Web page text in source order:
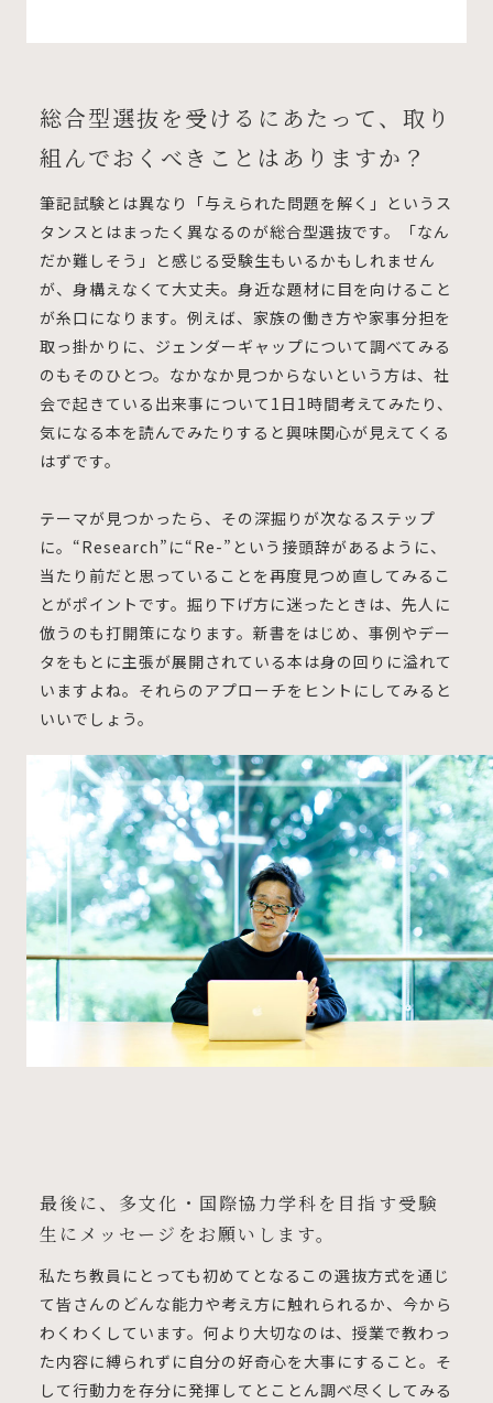
総合型選抜を受けるにあたって、取り
組んでおくべきことはありますか？
筆記試験とは異なり「与えられた問題を解く」というス
タンスとはまったく異なるのが総合型選抜です。「なん
だか難しそう」と感じる受験生もいるかもしれません
が、身構えなくて大丈夫。身近な題材に目を向けること
が糸口になります。例えば、家族の働き方や家事分担を
取っ掛かりに、ジェンダーギャップについて調べてみる
のもそのひとつ。なかなか見つからないという方は、社
会で起きている出来事について1日1時間考えてみたり、
気になる本を読んでみたりすると興味関心が見えてくる
はずです。
テーマが見つかったら、その深掘りが次なるステップ
に。“Research”に“Re-”という接頭辞があるように、
当たり前だと思っていることを再度見つめ直してみるこ
とがポイントです。掘り下げ方に迷ったときは、先人に
倣うのも打開策になります。新書をはじめ、事例やデー
タをもとに主張が展開されている本は身の回りに溢れて
いますよね。それらのアプローチをヒントにしてみると
いいでしょう。
最後に、多文化・国際協力学科を目指す受験
生にメッセージをお願いします。
私たち教員にとっても初めてとなるこの選抜方式を通じ
て皆さんのどんな能力や考え方に触れられるか、今から
わくわくしています。何より大切なのは、授業で教わっ
た内容に縛られずに自分の好奇心を大事にすること。そ
して行動力を存分に発揮してとことん調べ尽くしてみる